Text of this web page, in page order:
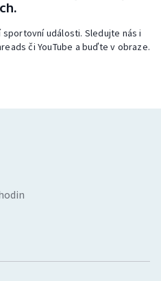
události. Sledujte nás i
či YouTube a buďte v obraze.